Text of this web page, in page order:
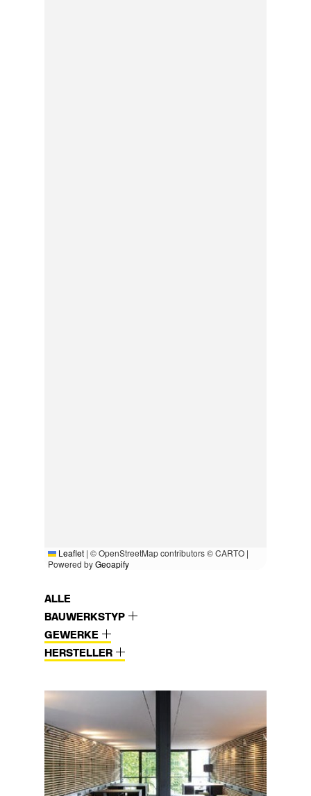
Leaflet | © OpenStreetMap contributors © CARTO |
Powered byGeoapify
ALLE
BAUWERKSTYP
GEWERKE
HERSTELLER